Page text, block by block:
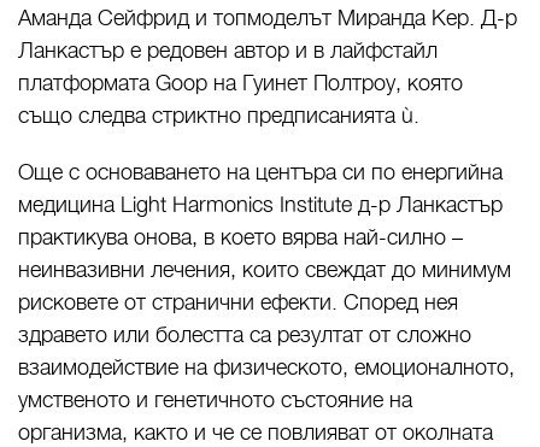
Аманда Сейфрид и топмоделът Миранда Кер. Д-р
Ланкастър е редовен автор и в лайфстайл
платформата Goop на Гуинет Полтроу, която
също следва стриктно предписанията ù.
Още с основаването на центъра си по енергийна
медицина Light Harmonics Institute д-р Ланкастър
практикува онова, в което вярва най-силно –
неинвазивни лечения, които свеждат до минимум
рисковете от странични ефекти. Според нея
здравето или болестта са резултат от сложно
взаимодействие на физическото, емоционалното,
умственото и генетичното състояние на
организма, както и че се повлияват от околната